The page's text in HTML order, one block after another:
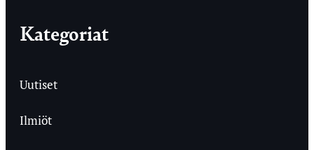
Kategoriat
Uutiset
Ilmiöt